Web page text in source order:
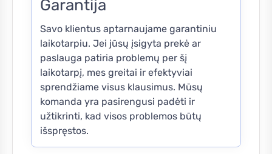
Garantija
Savo klientus aptarnaujame garantiniu
laikotarpiu. Jei jūsų įsigyta prekė ar
paslauga patiria problemų per šį
laikotarpį, mes greitai ir efektyviai
sprendžiame visus klausimus. Mūsų
komanda yra pasirengusi padėti ir
užtikrinti, kad visos problemos būtų
išspręstos.